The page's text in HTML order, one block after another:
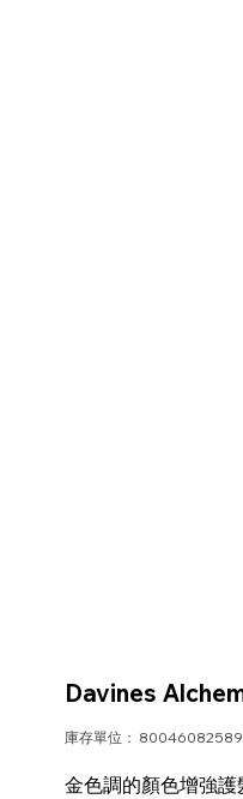
Davines
庫存單位：
金色調的顏色增強